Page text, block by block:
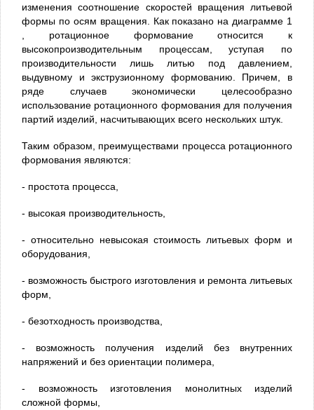
изменения соотношение скоростей вращения литьевой
формы по осям вращения. Как показано на диаграмме 1
, ротационное формование относится к
высокопроизводительным процессам, уступая по
производительности лишь литью под давлением,
выдувному и экструзионному формованию. Причем, в
ряде случаев экономически целесообразно
использование ротационного формования для получения
партий изделий, насчитывающих всего нескольких штук.
Таким образом, преимуществами процесса ротационного
формования являются:
- простота процесса,
- высокая производительность,
- относительно невысокая стоимость литьевых форм и
оборудования,
- возможность быстрого изготовления и ремонта литьевых
форм,
- безотходность производства,
- возможность получения изделий без внутренних
напряжений и без ориентации полимера,
- возможность изготовления монолитных изделий
сложной формы,